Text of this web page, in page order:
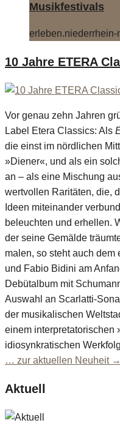
Musikfestivals
erleben.niederrhein-
10 Jahre ETERA
Vor genau zehn Jahren
Label Etera Classics: Als
die einst im nördlichen
»Diener«, und als ein
an – als eine Mischung
wertvollen Raritäten, die,
Ideen miteinander
beleuchten und erhellen.
der seine Gemälde
malen, so steht auch
und Fabio Bidini am
Debütalbum mit
Auswahl an Scarlatti-
der musikalischen
einem interpretatorischen
idiosynkratischen
… zur aktuellen Neuheit →
Aktuell